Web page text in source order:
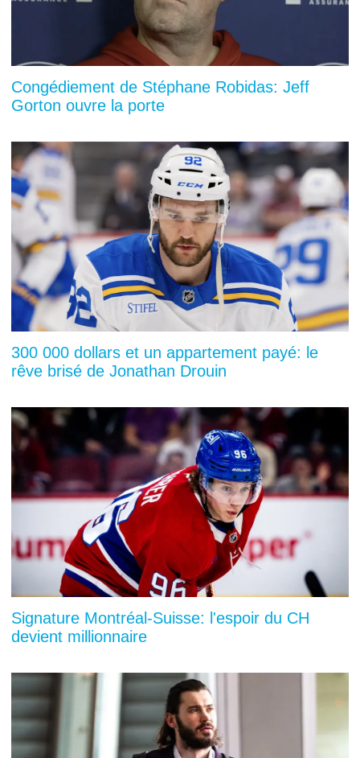
Congédiement de Stéphane Robidas: Jeff
Gorton ouvre la porte
300 000 dollars et un appartement payé: le
rêve brisé de Jonathan Drouin
Signature Montréal-Suisse: l'espoir du CH
devient millionnaire